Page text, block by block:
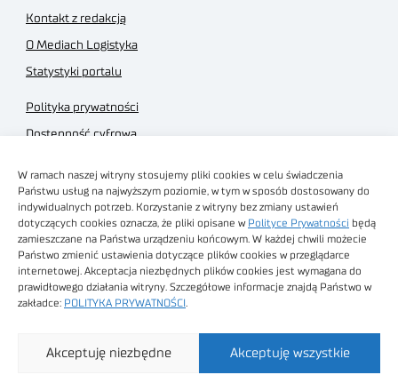
W ramach naszej witryny stosujemy pliki cookies w celu świadczenia
Państwu usług na najwyższym poziomie, w tym w sposób dostosowany do
indywidualnych potrzeb. Korzystanie z witryny bez zmiany ustawień
dotyczących cookies oznacza, że pliki opisane w Polityce Prywatności będą
zamieszczane na Państwa urządzeniu końcowym. W każdej chwili możecie
Państwo zmienić ustawienia dotyczące plików cookies w przeglądarce
internetowej. Akceptacja niezbędnych plików cookies jest wymagana do
prawidłowego działania witryny. Szczegółowe informacje znajdą Państwo w
zakładce: POLITYKA PRYWATNOŚCI
Akceptuję wszystkie
Akceptuję niezbędne
Kontakt z redakcją
O Mediach Logistyka
Statystyki portalu
Polityka prywatności
Dostępność cyfrowa
Regulamin sklepu
Obrazy stockowe
autorstwa
Technologiczny